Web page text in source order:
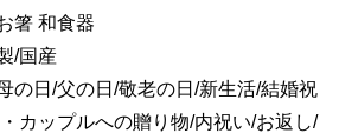
箸 和食器
/国産
の日/父の日/敬老の日/新生活/結婚祝
カップルへの贈り物/内祝い/お返し/